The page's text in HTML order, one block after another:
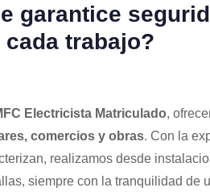
garantice
cada trabajo?
Electricista Matriculado,
comercios y obras. Con la
realizamos desde
siempre con la tranquilidad de